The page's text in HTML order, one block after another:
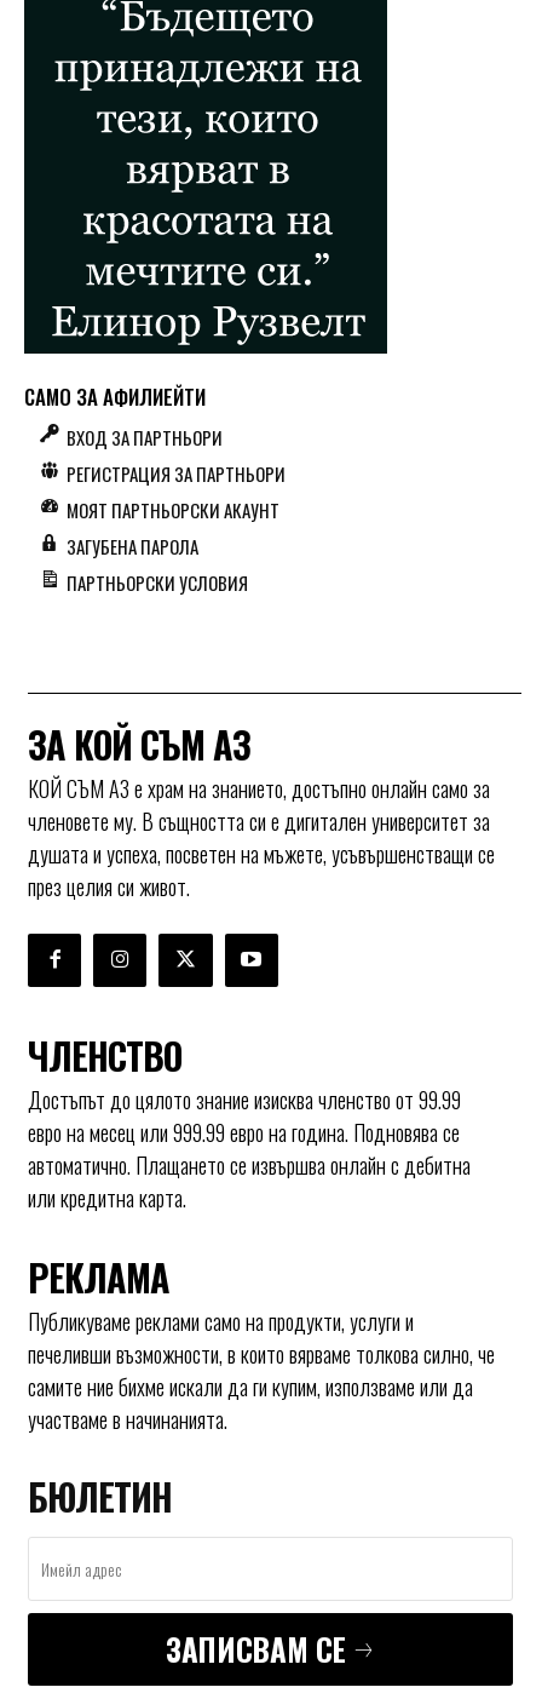
САМО ЗА АФИЛИЕЙТИ
ВХОД ЗА ПАРТНЬОРИ
РЕГИСТРАЦИЯ ЗА ПАРТНЬОРИ
МОЯТ ПАРТНЬОРСКИ АКАУНТ
ЗАГУБЕНА ПАРОЛА
ПАРТНЬОРСКИ УСЛОВИЯ
ЗА КОЙ СЪМ АЗ
КОЙ СЪМ АЗ е храм на знанието, достъпно онлайн само за
членовете му. В същността си е дигитален университет за
душата и успеха, посветен на мъжете, усъвършенстващи се
през целия си живот.
ЧЛЕНСТВО
Достъпът до цялото знание изисква членство от 99.99
евро на месец или 999.99 евро на година. Подновява се
автоматично. Плащането се извършва онлайн с дебитна
или кредитна карта.
РЕКЛАМА
Публикуваме реклами само на продукти, услуги и
печеливши възможности, в които вярваме толкова силно, че
самите ние бихме искали да ги купим, използваме или да
участваме в начинанията.
БЮЛЕТИН
ЗАПИСВАМ СЕ